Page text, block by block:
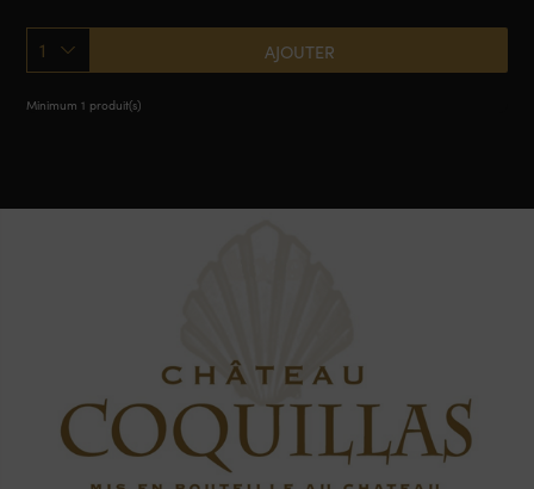
1 AJOUTER
Minimum 1 produit(s)